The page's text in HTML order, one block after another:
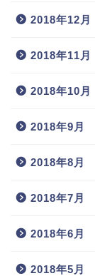
2018年12月
2018年11月
2018年10月
2018年9月
2018年8月
2018年7月
2018年6月
2018年5月